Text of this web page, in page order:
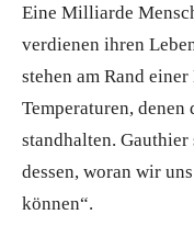
Eine Milliarde
verdienen ihren
stehen am Rand
Temperaturen,
standhalten. Gauthier
dessen, woran wir
können“.